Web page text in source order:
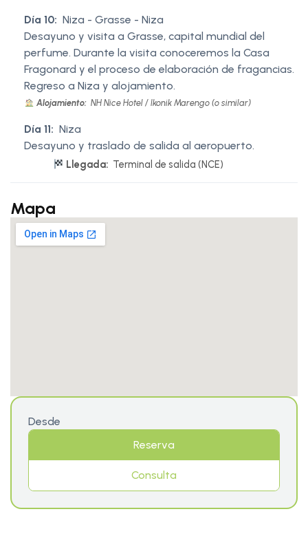
Día 10: Niza - Grasse - Niza
Desayuno y visita a Grasse, capital mundial del
perfume. Durante la visita conoceremos la Casa
Fragonard y el proceso de elaboración de fragancias.
Regreso a Niza y alojamiento.
Alojamiento: NH Nice Hotel / Ikonik Marengo (o similar)
Día 11: Niza
Desayuno y traslado de salida al aeropuerto.
Llegada: Terminal de salida (NCE)
Mapa
Desde
Reserva
Consulta